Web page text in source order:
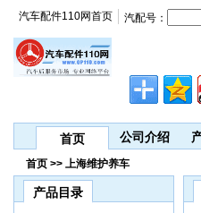
汽车配件110网首页 汽配号：
首页 公司介绍
首页 >> 上海维护养车
产品目录